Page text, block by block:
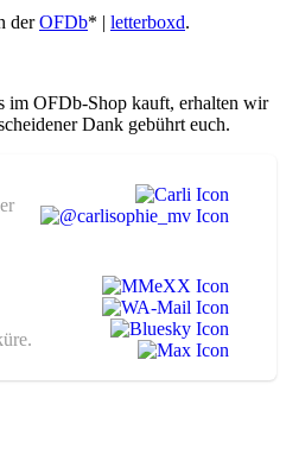
derOFDb* | letterboxd.
im OFDb-Shop kauft, erhalten wir
Dank gebührt euch.